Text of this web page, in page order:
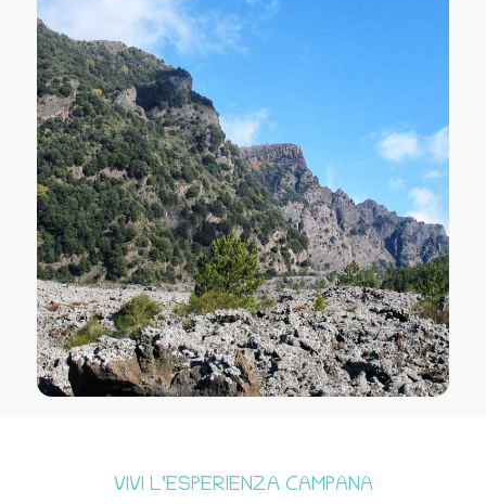
VIVI L’ESPERIENZA CAMPANA